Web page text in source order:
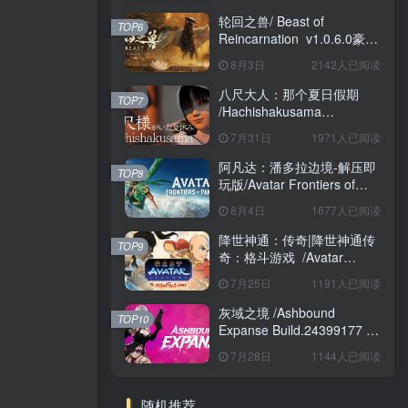
轮回之兽/ Beast of
Reincarnation v1.0.6.0豪华
8月3日 2142人已阅读
TOP6
八尺大人：那个夏日假期
/Hachishakusama
版 7月31日 1971人已阅读
TOP7
阿凡达：潘多拉边境-解压即
玩版/Avatar Frontiers of
安装中文版
8月4日 1677人已阅读
TOP8
降世神通：传奇|降世神通传
奇：格斗游戏 /Avatar
Game Build.24421547 免安
装英文版
7月25日 1191人已阅读
TOP9
灰域之境 /Ashbound
Expanse Build.24399177 免
7月28日 1144人已阅读
TOP10